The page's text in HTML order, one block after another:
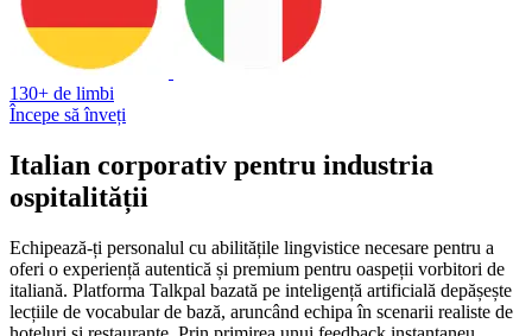
130+ de limbi
Începe să înveți
Italian corporativ pentru industria
ospitalității
Echipează-ți personalul cu abilitățile lingvistice necesare pentru a
oferi o experiență autentică și premium pentru oaspeții vorbitori de
italiană. Platforma Talkpal bazată pe inteligență artificială depășește
lecțiile de vocabular de bază, aruncând echipa în scenarii realiste de